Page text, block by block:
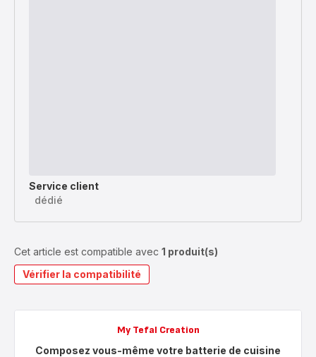
Service client
dédié
Cet article est compatible avec 1 produit(s)
Vérifier la compatibilité
My Tefal Creation
Composez vous-même votre batterie de cuisine